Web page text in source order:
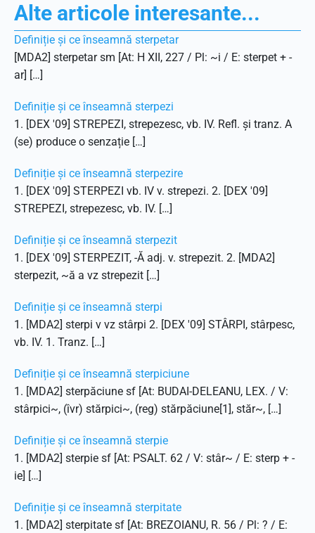
Alte articole interesante...
Definiție și ce înseamnă sterpetar
[MDA2] sterpetar sm [At: H XII, 227 / Pl: ~i / E: sterpet + -
ar] […]
Definiție și ce înseamnă sterpezi
1. [DEX '09] STREPEZI, strepezesc, vb. IV. Refl. și tranz. A
(se) produce o senzație […]
Definiție și ce înseamnă sterpezire
1. [DEX '09] STERPEZI vb. IV v. strepezi. 2. [DEX '09]
STREPEZI, strepezesc, vb. IV. […]
Definiție și ce înseamnă sterpezit
1. [DEX '09] STERPEZIT, -Ă adj. v. strepezit. 2. [MDA2]
sterpezit, ~ă a vz strepezit […]
Definiție și ce înseamnă sterpi
1. [MDA2] sterpi v vz stârpi 2. [DEX '09] STÂRPI, stârpesc,
vb. IV. 1. Tranz. […]
Definiție și ce înseamnă sterpiciune
1. [MDA2] sterpăciune sf [At: BUDAI-DELEANU, LEX. / V:
stârpici~, (îvr) stărpici~, (reg) stărpăciune[1], stăr~, […]
Definiție și ce înseamnă sterpie
1. [MDA2] sterpie sf [At: PSALT. 62 / V: stâr~ / E: sterp + -
ie] […]
Definiție și ce înseamnă sterpitate
1. [MDA2] sterpitate sf [At: BREZOIANU, R. 56 / Pl: ? / E: